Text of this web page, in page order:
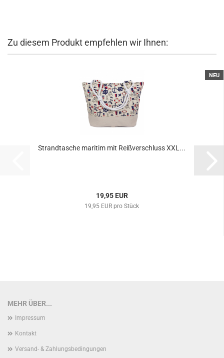
Zu diesem Produkt empfehlen wir Ihnen:
NEU
Strandtasche maritim mit Reißverschluss XXL...
19,95 EUR
19,95 EUR pro Stück
MEHR ÜBER...
Impressum
Kontakt
Versand- & Zahlungsbedingungen